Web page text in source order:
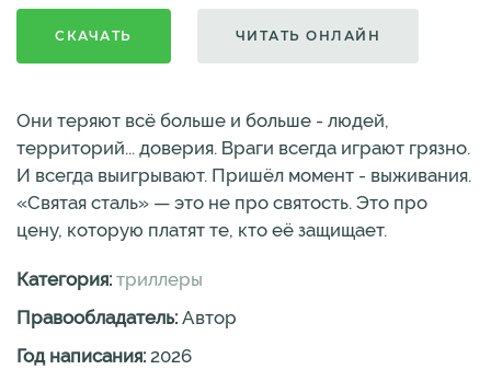
СКАЧАТЬ ЧИТАТЬ ОНЛАЙН
Они теряют всё больше и больше - людей,
территорий... доверия. Враги всегда играют грязно.
И всегда выигрывают. Пришёл момент - выживания.
«Святая сталь» — это не про святость. Это про
цену, которую платят те, кто её защищает.
Категория: триллеры
Правообладатель: Автор
Год написания: 2026